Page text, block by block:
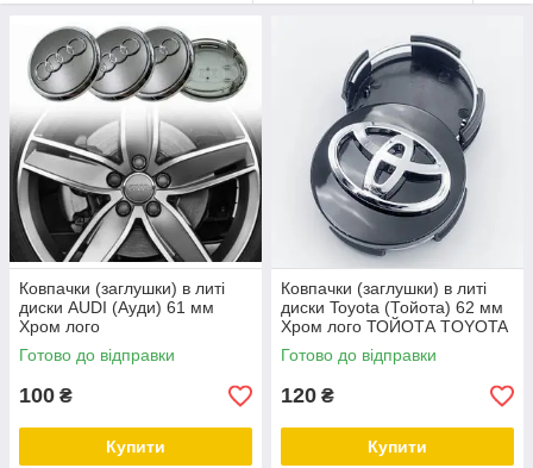
Ковпачки (заглушки) в литі
диски AUDI (Ауди) 61 мм
Хром лого
Готово до відправки
100 ₴
Купити
Ковпачки (заглушки) в литі
диски Toyota (Тойота) 62 мм
Хром лого ТОЙОТА TOYOTA
чорні
Готово до відправки
120 ₴
Купити